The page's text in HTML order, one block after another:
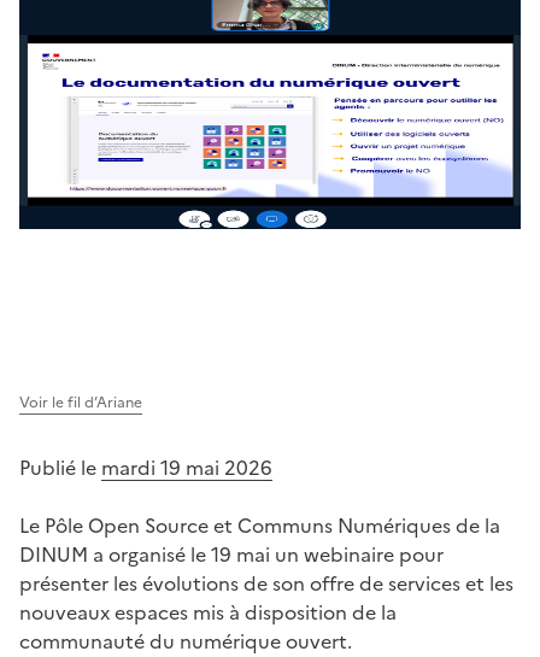
Voir le fil d’Ariane
Publié le mardi 19 mai 2026
Le Pôle Open Source et Communs Numériques de la
DINUM a organisé le 19 mai un webinaire pour
présenter les évolutions de son offre de services et les
nouveaux espaces mis à disposition de la
communauté du numérique ouvert.